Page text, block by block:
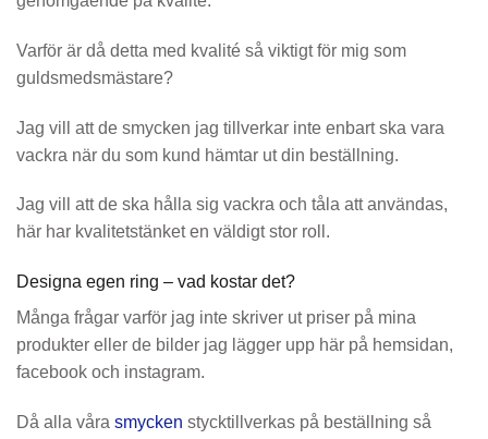
Varför är då detta med kvalité så viktigt för mig som
guldsmedsmästare?
Jag vill att de smycken jag tillverkar inte enbart ska vara
vackra när du som kund hämtar ut din beställning.
Jag vill att de ska hålla sig vackra och tåla att användas,
här har kvalitetstänket en väldigt stor roll.
Designa egen ring – vad kostar det?
Många frågar varför jag inte skriver ut priser på mina
produkter eller de bilder jag lägger upp här på hemsidan,
facebook och instagram.
Då alla våra smycken stycktillverkas på beställning så